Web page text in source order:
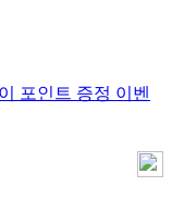
포인트 증정 이벤